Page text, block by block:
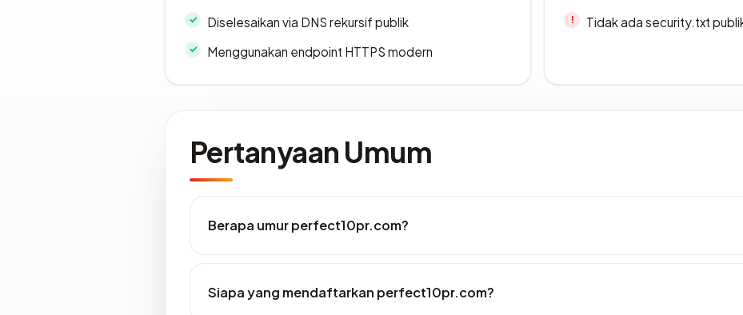
Diselesaikan via DNS rekursif publik
Menggunakan endpoint HTTPS modern
Tidak ada security.txt
Pertanyaan Umum
Berapa umur perfect10pr.com?
Siapa yang mendaftarkan perfect10pr.com?